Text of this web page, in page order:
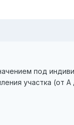
под
участка (от А